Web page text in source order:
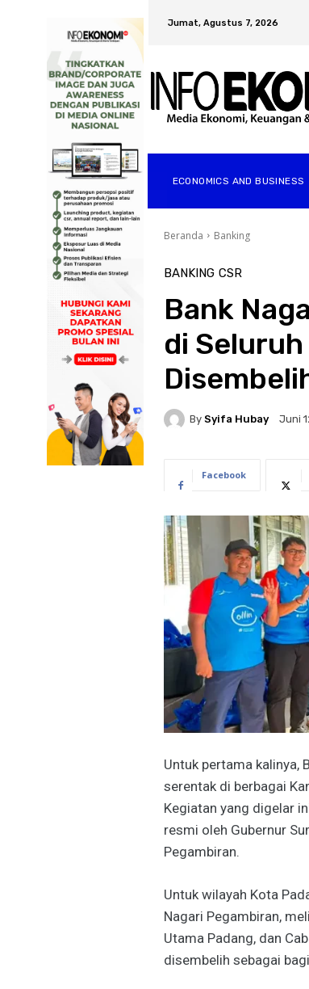
Jumat, Agustus 7, 2026
ECONOMICS AND BUSINESS
Beranda Banking
BANKING CSR
Bank
di
By Syifa Hubay Juni
Facebook
Untuk pertama kalinya,
serentak di berbagai
Kegiatan yang digelar
resmi oleh Gubernur
Pegambiran.
Untuk wilayah Kota
Nagari Pegambiran,
Utama Padang, dan
disembelih sebagai